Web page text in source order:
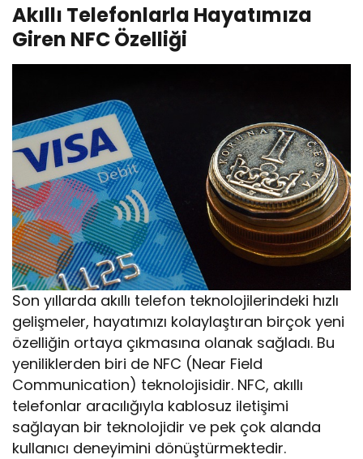
Akıllı Telefonlarla Hayatımıza
Giren NFC Özelliği
Son yıllarda akıllı telefon teknolojilerindeki hızlı
gelişmeler, hayatımızı kolaylaştıran birçok yeni
özelliğin ortaya çıkmasına olanak sağladı. Bu
yeniliklerden biri de NFC (Near Field
Communication) teknolojisidir. NFC, akıllı
telefonlar aracılığıyla kablosuz iletişimi
sağlayan bir teknolojidir ve pek çok alanda
kullanıcı deneyimini dönüştürmektedir.